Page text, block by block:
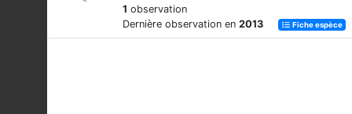
1 observation
Dernière observation en 2013 Fiche espèce